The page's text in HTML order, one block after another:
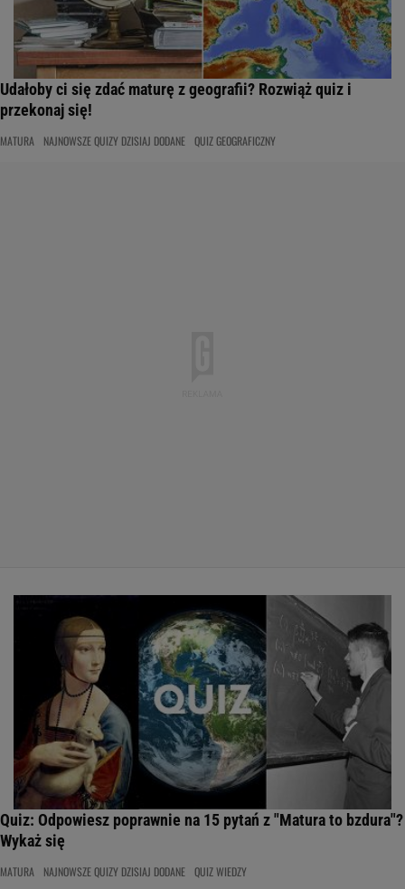
Udałoby ci się zdać maturę z geografii? Rozwiąż quiz i
przekonaj się!
MATURA NAJNOWSZE QUIZY DZISIAJ DODANE QUIZ GEOGRAFICZNY
Quiz: Odpowiesz poprawnie na 15 pytań z "Matura to bzdura"?
Wykaż się
MATURA NAJNOWSZE QUIZY DZISIAJ DODANE QUIZ WIEDZY